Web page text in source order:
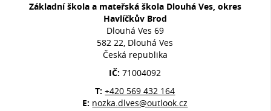
Základní škola a mateřská škola Dlouhá Ves, okres
Havlíčkův Brod
Dlouhá Ves 69
582 22, Dlouhá Ves
Česká republika
IČ:71004092
T:+420 569 432 164
E: nozka.dlves@outlook.cz